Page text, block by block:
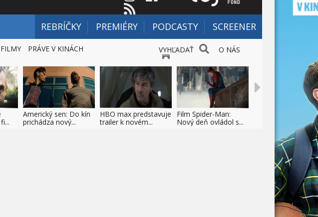
REBRÍČKY PREMIÉRY PODCASTY SCREENER
VYHĽADAŤ O NÁS
PRÁVE V KINÁCH
Americký sen: Do kín
prichádza nový...
HBO max predstavuje
trailer k novém...
Film Spider-Man:
Nový deň ovládol s...